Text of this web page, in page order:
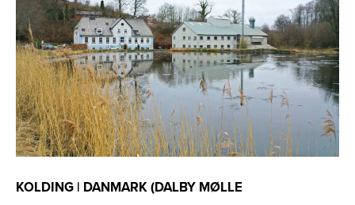
KOLDING | DANMARK (DALBY MØLLE